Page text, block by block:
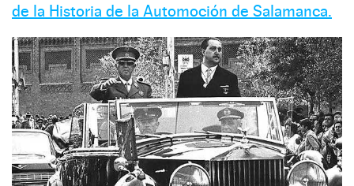
de la Historia de la Automoción de Salamanca.